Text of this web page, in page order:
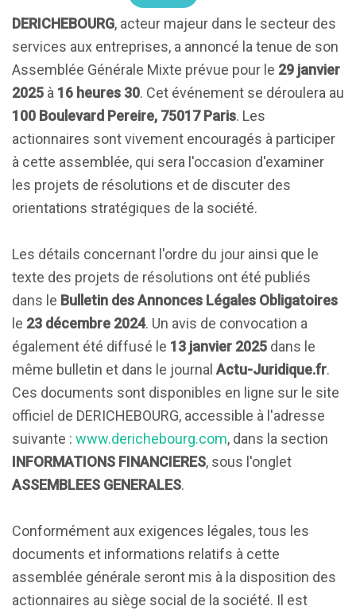
DERICHEBOURG, acteur majeur dans le secteur des
services aux entreprises, a annoncé la tenue de son
Assemblée Générale Mixte prévue pour le 29 janvier
2025 à 16 heures 30. Cet événement se déroulera au
100 Boulevard Pereire, 75017 Paris. Les
actionnaires sont vivement encouragés à participer
à cette assemblée, qui sera l'occasion d'examiner
les projets de résolutions et de discuter des
orientations stratégiques de la société.
Les détails concernant l'ordre du jour ainsi que le
texte des projets de résolutions ont été publiés
dans le Bulletin des Annonces Légales Obligatoires
le 23 décembre 2024. Un avis de convocation a
également été diffusé le 13 janvier 2025 dans le
même bulletin et dans le journal Actu-Juridique.fr.
Ces documents sont disponibles en ligne sur le site
officiel de DERICHEBOURG, accessible à l'adresse
suivante : www.derichebourg.com, dans la section
INFORMATIONS FINANCIERES, sous l'onglet
ASSEMBLEES GENERALES.
Conformément aux exigences légales, tous les
documents et informations relatifs à cette
assemblée générale seront mis à la disposition des
actionnaires au siège social de la société. Il est